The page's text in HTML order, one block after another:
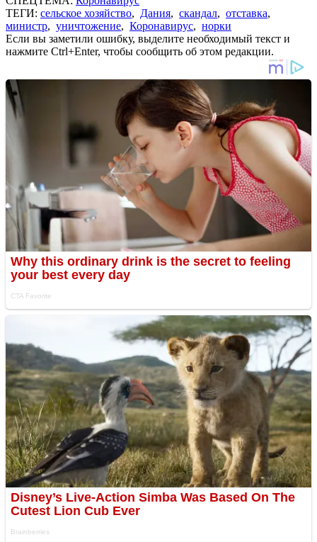
ТЕГИ: сельское хозяйство, Дания, скандал, отставка,
министр, уничтожение, Коронавирус, норки
Если вы заметили ошибку, выделите необходимый текст и
нажмите Ctrl+Enter, чтобы сообщить об этом редакции.